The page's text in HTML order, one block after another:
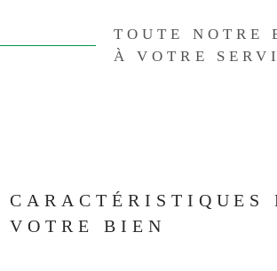
TOUTE NOTRE
À VOTRE
CARACTÉRISTIQUES
VOTRE BIEN